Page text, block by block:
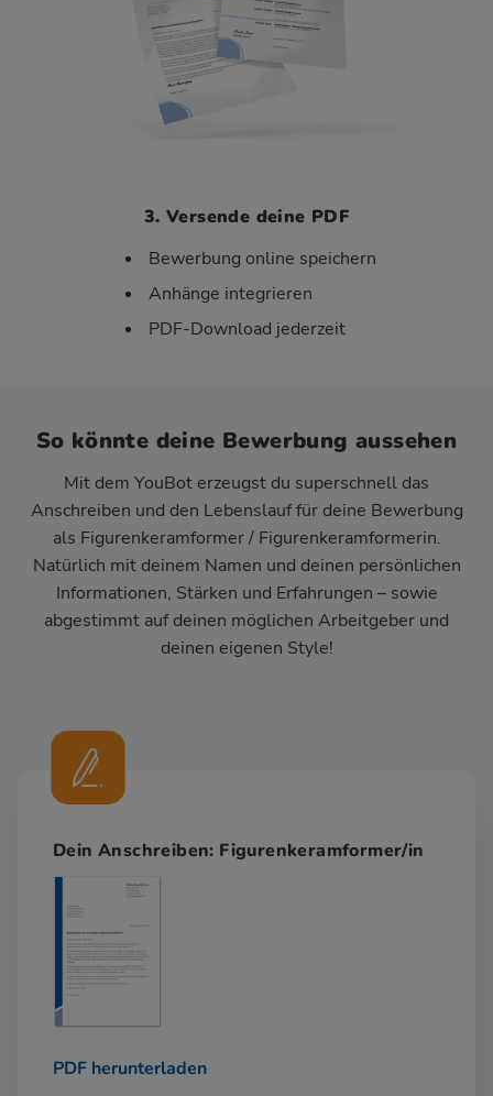
3. Versende deine PDF
Bewerbung online speichern
Anhänge integrieren
PDF-Download jederzeit
So könnte deine Bewerbung aussehen
Mit dem YouBot erzeugst du superschnell das
Anschreiben und den Lebenslauf für deine Bewerbung
als Figurenkeramformer / Figurenkeramformerin.
Natürlich mit deinem Namen und deinen persönlichen
Informationen, Stärken und Erfahrungen – sowie
abgestimmt auf deinen möglichen Arbeitgeber und
deinen eigenen Style!
Dein Anschreiben: Figurenkeramformer/in
PDF herunterladen